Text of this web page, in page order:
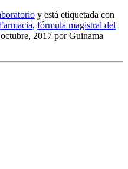
y está etiquetada con
, fórmula magistral del
2017 por Guinama